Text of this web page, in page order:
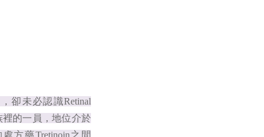
卻未必認識Retinal
裡的一員，地位介於